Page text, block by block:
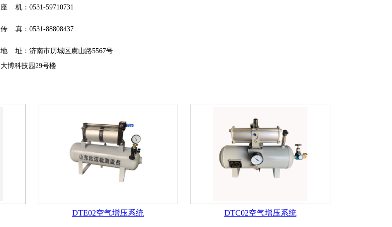
座 机：0531-59710731
传 真：0531-88808437
地 址：济南市历城区虞山路5567号
大博科技园29号楼
DTE02空气增压系统 DTC02空气增压系统